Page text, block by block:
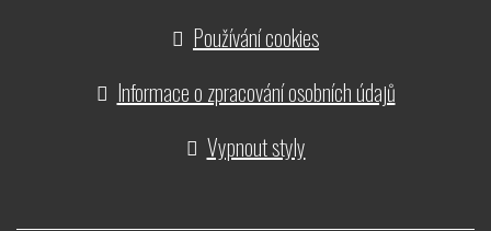
Používání cookies
Informace o zpracování osobních údajů
Vypnout styly